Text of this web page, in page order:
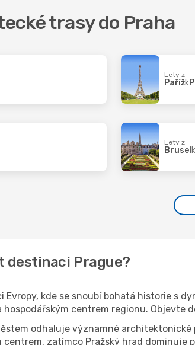
trasy do Praha
Lety z
Pařížk
Lety z
Brusel k
destinaci Prague?
Evropy, kde se snoubí bohatá historie s
centrem regionu. Objevte
odhaluje významné
zatímco Pražský hrad